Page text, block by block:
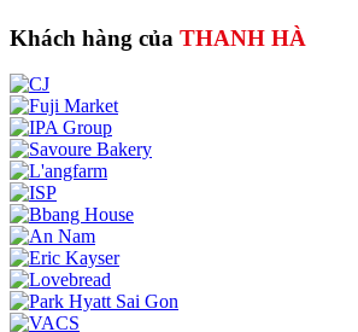
Khách hàng của THANH HÀ